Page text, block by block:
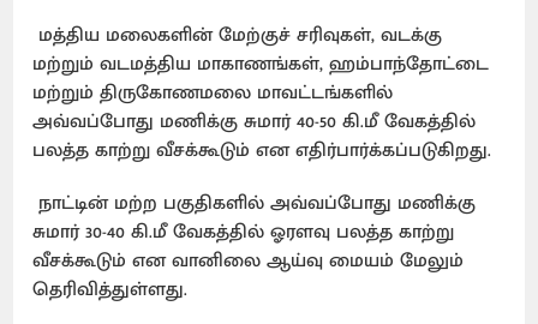
மத்திய மலைகளின் மேற்குச் சரிவுகள், வடக்கு
மற்றும் வடமத்திய மாகாணங்கள், ஹம்பாந்தோட்டை
மற்றும் திருகோணமலை மாவட்டங்களில்
அவ்வப்போது மணிக்கு சுமார் 40-50 கி.மீ வேகத்தில்
பலத்த காற்று வீசக்கூடும் என எதிர்பார்க்கப்படுகிறது.
நாட்டின் மற்ற பகுதிகளில் அவ்வப்போது மணிக்கு
சுமார் 30-40 கி.மீ வேகத்தில் ஓரளவு பலத்த காற்று
வீசக்கூடும் என வானிலை ஆய்வு மையம் மேலும்
தெரிவித்துள்ளது.